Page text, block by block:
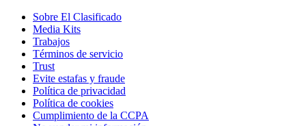
Sobre El Clasificado
Media Kits
Trabajos
Términos de servicio
Trust
Evite estafas y fraude
Política de privacidad
Política de cookies
Cumplimiento de la CCPA